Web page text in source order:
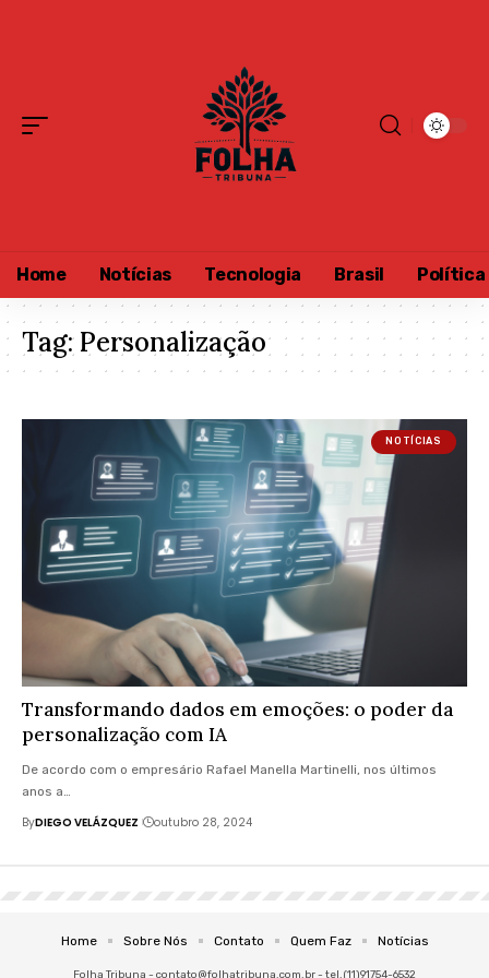
Home Notícias Tecnologia Brasil Política
Tag:Personalização
NOTÍCIAS
Transformando dados em emoções: o poder da
personalização com IA
De acordo com o empresário Rafael Manella Martinelli, nos últimos
anos a…
ByDIEGO VELÁZQUEZ outubro 28, 2024
Folha Tribuna - contato@folhatribuna.com.br- tel.(11)91754-6532
Home Sobre Nós Contato Quem Faz Notícias